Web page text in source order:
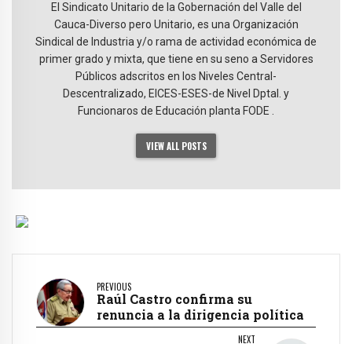
El Sindicato Unitario de la Gobernación del Valle del
Cauca-Diverso pero Unitario, es una Organización
Sindical de Industria y/o rama de actividad económica de
primer grado y mixta, que tiene en su seno a Servidores
Públicos adscritos en los Niveles Central-
Descentralizado, EICES-ESES-de Nivel Dptal. y
Funcionaros de Educación planta FODE .
VIEW ALL POSTS
PREVIOUS
Raúl Castro confirma su
renuncia a la dirigencia política
NEXT